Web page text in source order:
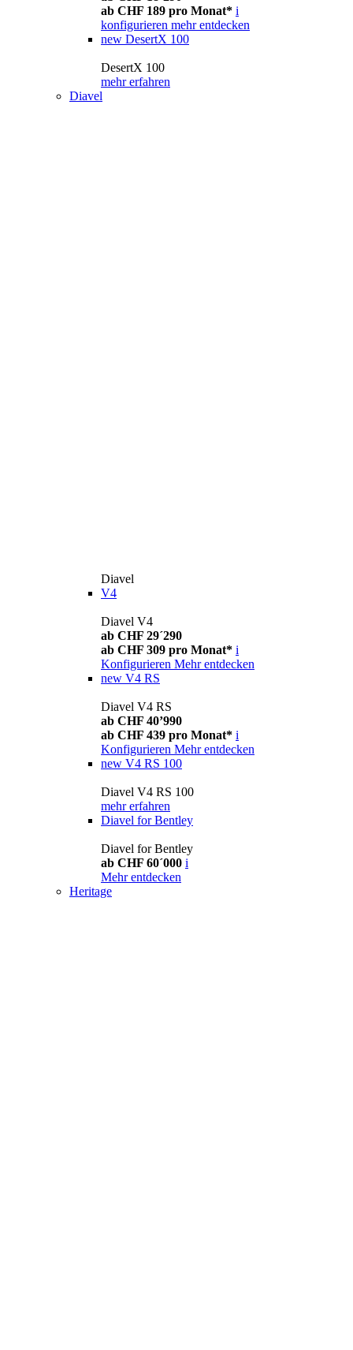
ab CHF 189 pro Monat* i
konfigurieren mehr entdecken
new DesertX 100
DesertX 100
mehr erfahren
Diavel
Diavel
V4
Diavel V4
ab CHF 29´290
ab CHF 309 pro Monat* i
Konfigurieren Mehr entdecken
new V4 RS
Diavel V4 RS
ab CHF 40’990
ab CHF 439 pro Monat* i
Konfigurieren Mehr entdecken
new V4 RS 100
Diavel V4 RS 100
mehr erfahren
Diavel for Bentley
Diavel for Bentley
ab CHF 60´000 i
Mehr entdecken
Heritage